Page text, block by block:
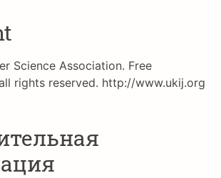
Science Association. Free
rights reserved. http://www.ukij.org